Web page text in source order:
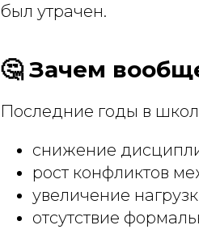
был утрачен.
🤔 Зачем
Последние годы в
снижение
рост конфликтов
увеличение
отсутствие